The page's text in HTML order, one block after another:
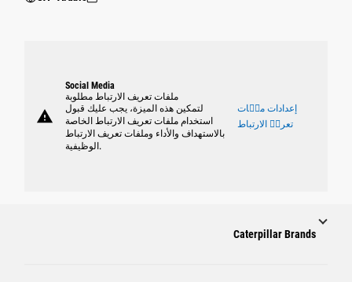
warning
Social Media
ملفات تعريف الارتباط مطلوبة
لتمكين هذه الميزة، يجب عليك قبول
استخدام ملفات تعريف الارتباط الخاصة
بالاستهداف والأداء وملفات تعريف الارتباط
الوظيفية.
إعدادات ملٝات
تعريٝ الارتباط
Caterpillar Brands